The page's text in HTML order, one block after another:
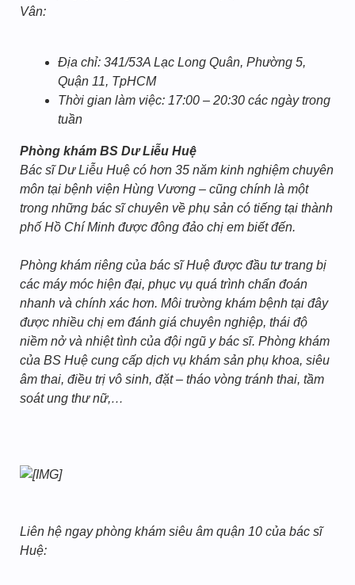
Vân:
Địa chỉ: 341/53A Lạc Long Quân, Phường 5,
Quận 11, TpHCM
Thời gian làm việc: 17:00 – 20:30 các ngày trong
tuần
Phòng khám BS Dư Liễu Huệ
Bác sĩ Dư Liễu Huệ có hơn 35 năm kinh nghiệm chuyên
môn tại bệnh viện Hùng Vương – cũng chính là một
trong những bác sĩ chuyên về phụ sản có tiếng tại thành
phố Hồ Chí Minh được đông đảo chị em biết đến.
Phòng khám riêng của bác sĩ Huệ được đầu tư trang bị
các máy móc hiện đại, phục vụ quá trình chẩn đoán
nhanh và chính xác hơn. Môi trường khám bệnh tại đây
được nhiều chị em đánh giá chuyên nghiệp, thái độ
niềm nở và nhiệt tình của đội ngũ y bác sĩ. Phòng khám
của BS Huệ cung cấp dịch vụ khám sản phụ khoa, siêu
âm thai, điều trị vô sinh, đặt – tháo vòng tránh thai, tầm
soát ung thư nữ,…
Liên hệ ngay phòng khám siêu âm quận 10 của bác sĩ
Huệ: